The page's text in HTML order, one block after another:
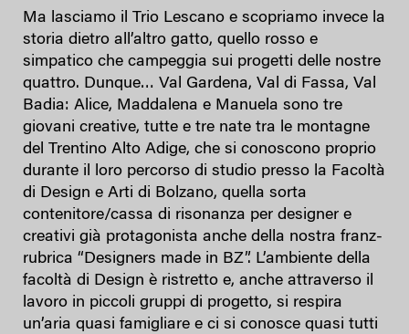
Ma lasciamo il Trio Lescano e scopriamo invece la
storia dietro all’altro gatto, quello rosso e
simpatico che campeggia sui progetti delle nostre
quattro. Dunque… Val Gardena, Val di Fassa, Val
Badia: Alice, Maddalena e Manuela sono tre
giovani creative, tutte e tre nate tra le montagne
del Trentino Alto Adige, che si conoscono proprio
durante il loro percorso di studio presso la Facoltà
di Design e Arti di Bolzano, quella sorta
contenitore/cassa di risonanza per designer e
creativi già protagonista anche della nostra franz-
rubrica “Designers made in BZ”. L’ambiente della
facoltà di Design è ristretto e, anche attraverso il
lavoro in piccoli gruppi di progetto, si respira
un’aria quasi famigliare e ci si conosce quasi tutti